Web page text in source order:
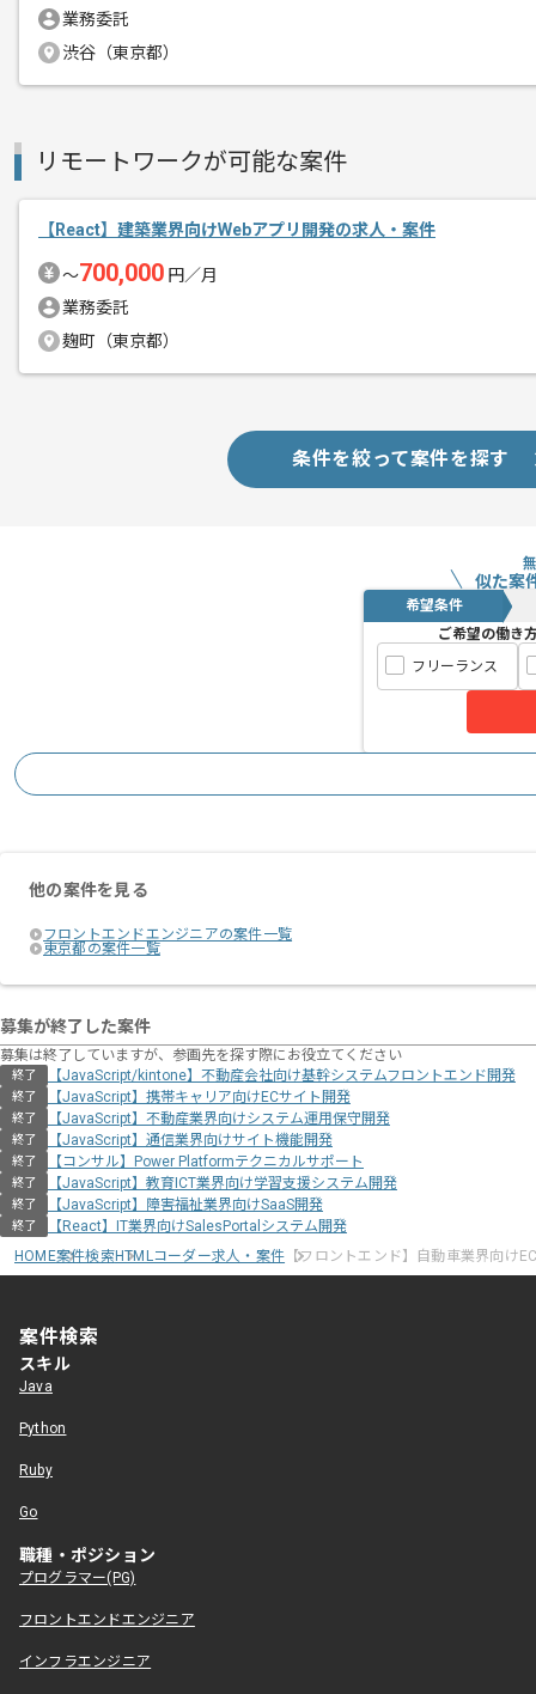
ShopifyでのECサイトの運用経験を活か
業務委託
渋谷（東京都）
リモートワークが可能な案件
【React】建築業界向けWebアプリ開発の求人・案件
〜700,000 円／月
業務委託
麹町（東京都）
条件を絞って案件を探す
似た案
希望条件
ご希望の働き
フリーランス
他の案件を見る
フロントエンドエンジニアの案件一覧
東京都の案件一覧
募集が終了した案件
募集は終了していますが、参画先を探す際にお役立てください
終了 【JavaScript/kintone】不動産会社向け基幹システムフロントエンド開発
終了 【JavaScript】携帯キャリア向けECサイト開発
終了 【JavaScript】不動産業界向けシステム運用保守開発
終了 【JavaScript】通信業界向けサイト機能開発
終了 【コンサル】Power Platformテクニカルサポート
終了 【JavaScript】教育ICT業界向け学習支援システム開発
終了 【JavaScript】障害福祉業界向けSaaS開発
終了
【React】IT業界向けSalesPortalシステム開発
HOME案件検索HTMLコーダー求人・案件 【フロントエンド】自動車業界向け
案件検索
スキル
Java
Python
Ruby
Go
職種・ポジション
プログラマー(PG)
フロントエンドエンジニア
インフラエンジニア